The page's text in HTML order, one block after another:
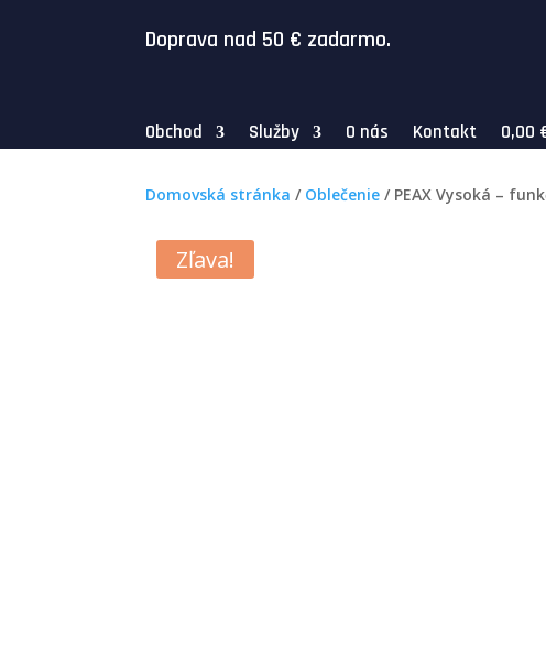
Doprava nad 50 € zadarmo.
Obchod Služby O nás Kontakt 0,00
Domovská stránka / Oblečenie / PEAX Vysoká –
Zľava!